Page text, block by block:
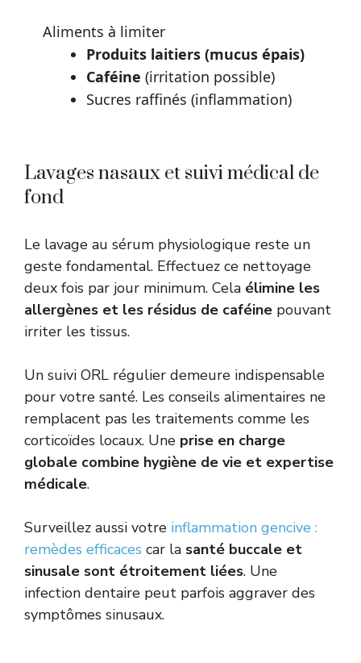
Aliments à limiter
Produits laitiers (mucus épais)
Caféine (irritation possible)
Sucres raffinés (inflammation)
Lavages nasaux et suivi médical de
fond
Le lavage au sérum physiologique reste un
geste fondamental. Effectuez ce nettoyage
deux fois par jour minimum. Cela élimine les
allergènes et les résidus de caféine pouvant
irriter les tissus.
Un suivi ORL régulier demeure indispensable
pour votre santé. Les conseils alimentaires ne
remplacent pas les traitements comme les
corticoïdes locaux. Une prise en charge
globale combine hygiène de vie et expertise
médicale.
Surveillez aussi votre inflammation gencive :
remèdes efficaces car la santé buccale et
sinusale sont étroitement liées. Une
infection dentaire peut parfois aggraver des
symptômes sinusaux.